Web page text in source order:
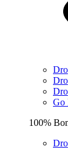
Go
100%